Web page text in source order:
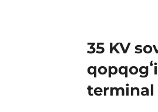
35 KV
terminal